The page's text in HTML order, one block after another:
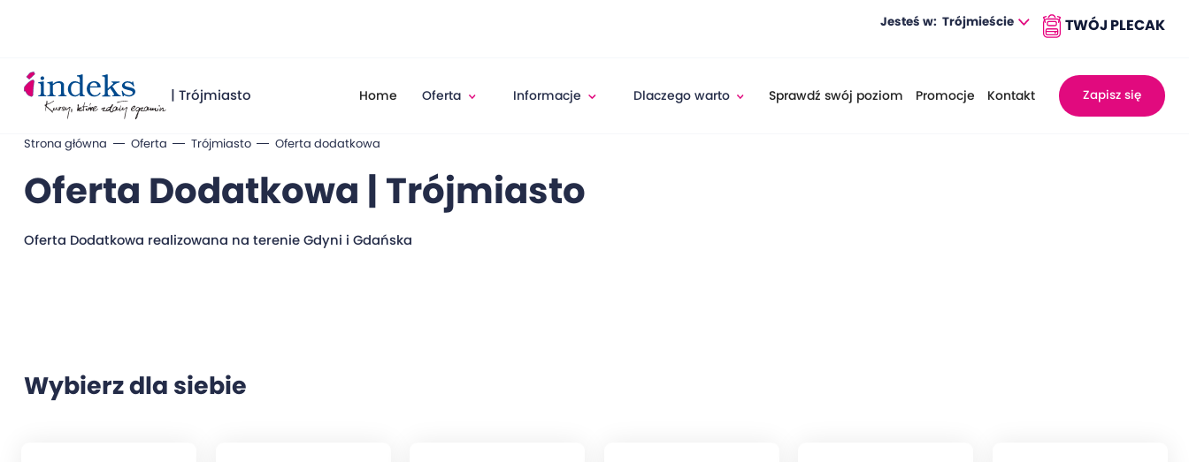
Jesteś w: Trójmieście
| Trójmiasto Home Oferta Informacje Dlaczego warto Sprawdź swój poziom Promocje Kontakt Zapisz się
Strona główna Oferta Trójmiasto Oferta dodatkowa
Oferta Dodatkowa | Trójmiasto
Oferta Dodatkowa realizowana na terenie Gdyni i Gdańska
Wybierz dla siebie